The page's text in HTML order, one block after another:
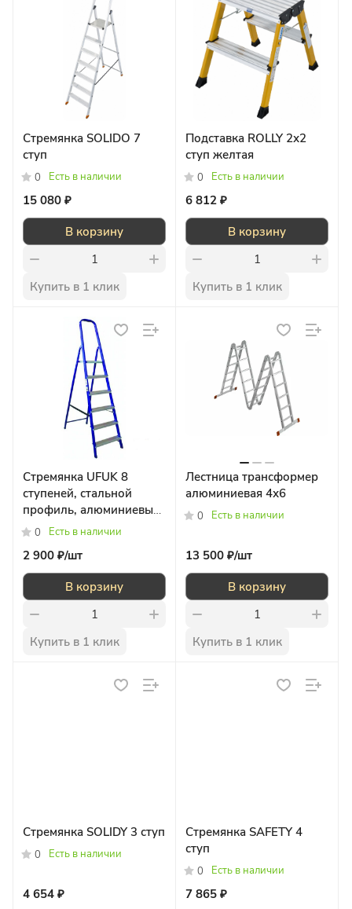
Стремянка SOLIDO 7
ступ
0 Есть в наличии
15 080 ₽
В корзину
Купить в 1 клик
Подставка ROLLY 2х2
ступ желтая
0 Есть в наличии
6 812 ₽
В корзину
Купить в 1 клик
Стремянка UFUK 8
ступеней, стальной
профиль, алюминиевые
ступени
0 Есть в наличии
2 900 ₽/шт
В корзину
Купить в 1 клик
Лестница трансформер
алюминиевая 4х6
0 Есть в наличии
13 500 ₽/шт
В корзину
Купить в 1 клик
Стремянка SOLIDY 3 ступ
0 Есть в наличии
4 654 ₽
Стремянка SAFETY 4
ступ
0 Есть в наличии
7 865 ₽